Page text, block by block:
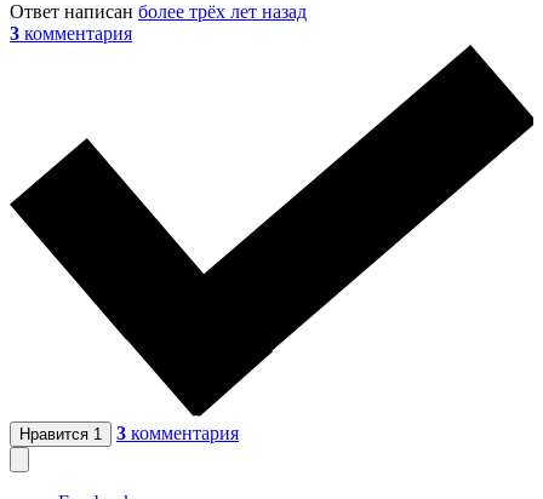
Ответ написан более трёх лет назад
3 комментария
Нравится 1 3 комментария